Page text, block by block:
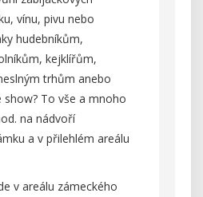
vínu, pivu nebo
hudebníkům,
kejklířům,
trhům anebo
show? To vše a mnoho
na nádvoří
a v přilehlém areálu
v areálu zámeckého